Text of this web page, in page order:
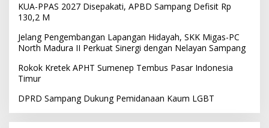
KUA-PPAS 2027 Disepakati, APBD Sampang Defisit Rp
130,2 M
Jelang Pengembangan Lapangan Hidayah, SKK Migas-PC
North Madura II Perkuat Sinergi dengan Nelayan Sampang
Rokok Kretek APHT Sumenep Tembus Pasar Indonesia
Timur
DPRD Sampang Dukung Pemidanaan Kaum LGBT